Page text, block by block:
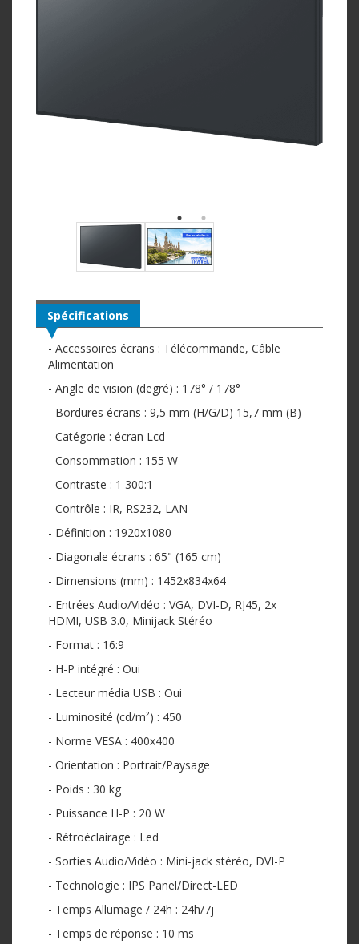
Spécifications
- Accessoires écrans : Télécommande, Câble
Alimentation
- Angle de vision (degré) : 178° / 178°
- Bordures écrans : 9,5 mm (H/G/D) 15,7 mm (B)
- Catégorie : écran Lcd
- Consommation : 155 W
- Contraste : 1 300:1
- Contrôle : IR, RS232, LAN
- Définition : 1920x1080
- Diagonale écrans : 65" (165 cm)
- Dimensions (mm) : 1452x834x64
- Entrées Audio/Vidéo : VGA, DVI-D, RJ45, 2x
HDMI, USB 3.0, Minijack Stéréo
- Format : 16:9
- H-P intégré : Oui
- Lecteur média USB : Oui
- Luminosité (cd/m²) : 450
- Norme VESA : 400x400
- Orientation : Portrait/Paysage
- Poids : 30 kg
- Puissance H-P : 20 W
- Rétroéclairage : Led
- Sorties Audio/Vidéo : Mini-jack stéréo, DVI-P
- Technologie : IPS Panel/Direct-LED
- Temps Allumage / 24h : 24h/7j
- Temps de réponse : 10 ms